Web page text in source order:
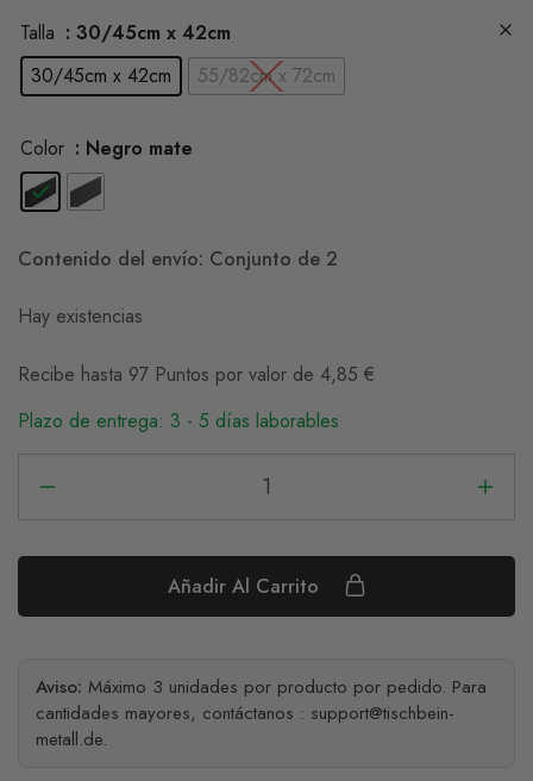
Talla : 30/45cm x 42cm
30/45cm x 42cm
55/82cm x 72cm
Color : Negro mate
Contenido del envío: Conjunto de 2
Hay existencias
Recibe hasta 97 Puntos por valor de 4,85 €
Plazo de entrega: 3 - 5 días laborables
Añadir Al Carrito
Aviso: Máximo 3 unidades por producto por pedido. Para
cantidades mayores, contáctanos : support@tischbein-
metall.de.